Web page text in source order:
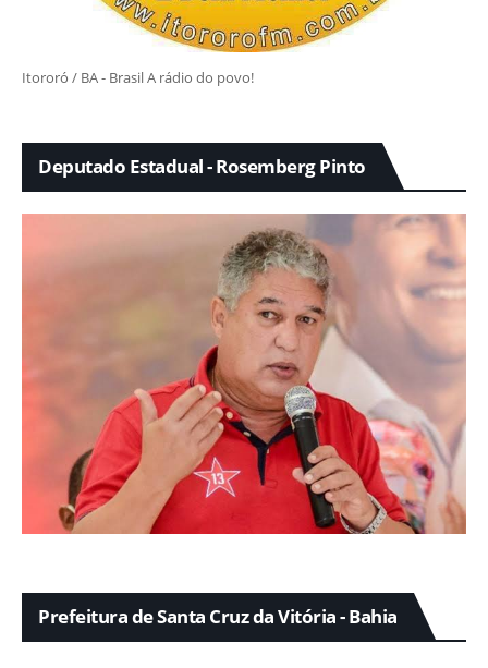
Itororó / BA - Brasil A rádio do povo!
Deputado Estadual - Rosemberg Pinto
Prefeitura de Santa Cruz da Vitória - Bahia